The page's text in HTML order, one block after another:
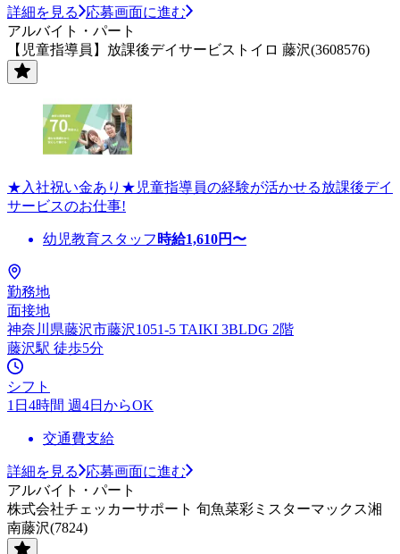
詳細を見る
応募画面に進む
アルバイト・パート
【児童指導員】放課後デイサービストイロ 藤沢(3608576)
★入社祝い金あり★児童指導員の経験が活かせる放課後デイ
サービスのお仕事!
幼児教育スタッフ 時給1,610円〜
勤務地
面接地
神奈川県藤沢市藤沢1051-5 TAIKI 3BLDG 2階
藤沢駅 徒歩5分
シフト
1日4時間 週4日からOK
交通費支給
詳細を見る
応募画面に進む
アルバイト・パート
株式会社チェッカーサポート 旬魚菜彩ミスターマックス湘
南藤沢(7824)